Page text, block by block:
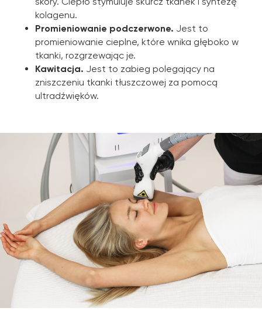
kolagenu.
Promieniowanie podczerwone. Jest to
promieniowanie cieplne, które wnika głęboko w
tkanki, rozgrzewając je.
Kawitacja. Jest to zabieg polegający na
zniszczeniu tkanki tłuszczowej za pomocą
ultradźwięków.